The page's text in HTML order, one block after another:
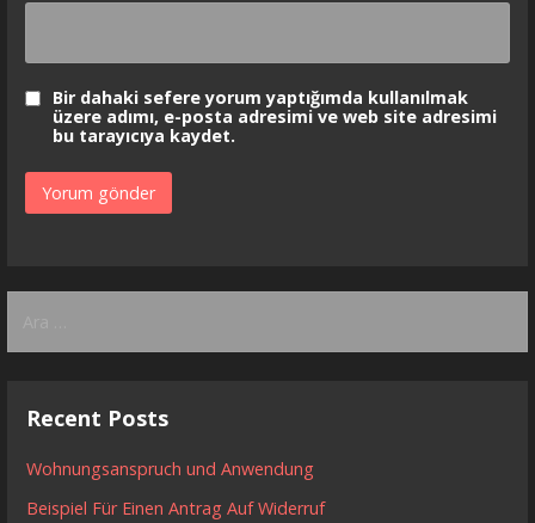
Bir dahaki sefere yorum yaptığımda kullanılmak
üzere adımı, e-posta adresimi ve web site adresimi
bu tarayıcıya kaydet.
Recent Posts
Wohnungsanspruch und Anwendung
Beispiel Für Einen Antrag Auf Widerruf